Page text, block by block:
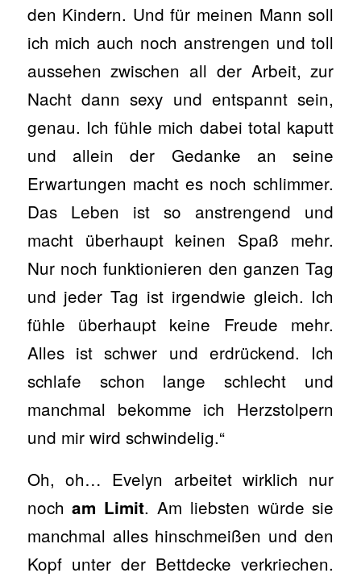
den Kindern. Und für meinen Mann soll
ich mich auch noch anstrengen und toll
aussehen zwischen all der Arbeit, zur
Nacht dann sexy und entspannt sein,
genau. Ich fühle mich dabei total kaputt
und allein der Gedanke an seine
Erwartungen macht es noch schlimmer.
Das Leben ist so anstrengend und
macht überhaupt keinen Spaß mehr.
Nur noch funktionieren den ganzen Tag
und jeder Tag ist irgendwie gleich. Ich
fühle überhaupt keine Freude mehr.
Alles ist schwer und erdrückend. Ich
schlafe schon lange schlecht und
manchmal bekomme ich Herzstolpern
und mir wird schwindelig.“
Oh, oh… Evelyn arbeitet wirklich nur
nocham Limit. Am liebsten würde sie
manchmal alles hinschmeißen und den
Kopf unter der Bettdecke verkriechen.